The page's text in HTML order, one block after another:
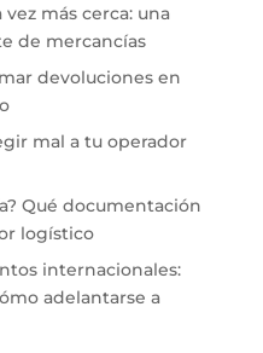
más cerca: una
de mercancías
devoluciones en
mal a tu operador
Qué documentación
logístico
internacionales:
adelantarse a